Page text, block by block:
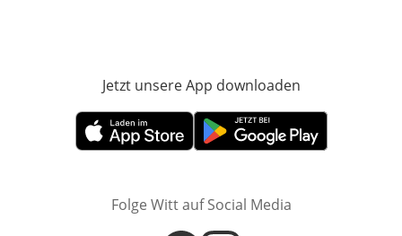
Jetzt unsere App downloaden
Öffnet in neuem FensterÖffnet in neuem Fenster
Folge Witt auf Social Media